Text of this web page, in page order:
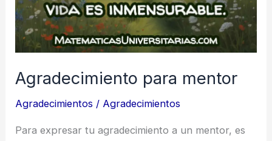
Agradecimiento para mentor
Agradecimientos / Agradecimientos
Para expresar tu agradecimiento a un mentor, es